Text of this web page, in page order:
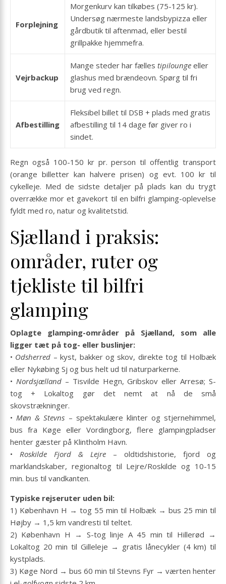
Forplejning
Morgenkurv kan tilkøbes (75-125 kr).
Undersøg nærmeste landsbypizza eller
gårdbutik til aftenmad, eller bestil
grillpakke hjemmefra.
Vejrbackup
Mange steder har fælles tipilounge eller
glashus med brændeovn. Spørg til fri
brug ved regn.
Afbestilling
Fleksibel billet til DSB + plads med gratis
afbestilling til 14 dage før giver ro i
sindet.
Regn også 100-150 kr pr. person til offentlig transport
(orange billetter kan halvere prisen) og evt. 100 kr til
cykelleje. Med de sidste detaljer på plads kan du trygt
overrække mor et gavekort til en bilfri glamping-oplevelse
fyldt med ro, natur og kvalitetstid.
Sjælland i praksis:
områder, ruter og
tjekliste til bilfri
glamping
Oplagte glamping-områder på Sjælland, som alle
ligger tæt på tog- eller buslinjer:
• Odsherred – kyst, bakker og skov, direkte tog til Holbæk
eller Nykøbing Sj og bus helt ud til naturparkerne.
• Nordsjælland– Tisvilde Hegn, Gribskov eller Arresø; S-
tog + Lokaltog gør det nemt at nå de små
skovstrækninger.
• Møn & Stevns – spektakulære klinter og stjernehimmel,
bus fra Køge eller Vordingborg, flere glampingpladser
henter gæster på Klintholm Havn.
• Roskilde Fjord & Lejre – oldtidshistorie, fjord og
marklandskaber, regionaltog til Lejre/Roskilde og 10-15
min. bus til vandkanten.
Typiske rejseruter uden bil:
1) København H → tog 55 min til Holbæk → bus 25 min til
Højby → 1,5 km vandresti til teltet.
2) København H → S-tog linje A 45 min til Hillerød →
Lokaltog 20 min til Gilleleje → gratis lånecykler (4 km) til
kystplads.
3) Køge Nord → bus 60 min til Stevns Fyr → værten henter